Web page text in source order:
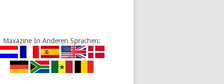
Maxazine In Anderen Sprachen: